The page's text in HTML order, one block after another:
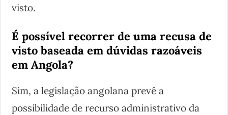
visto.
É possível recorrer de uma recusa de
visto baseada em dúvidas razoáveis
em Angola?
Sim, a legislação angolana prevê a
possibilidade de recurso administrativo da